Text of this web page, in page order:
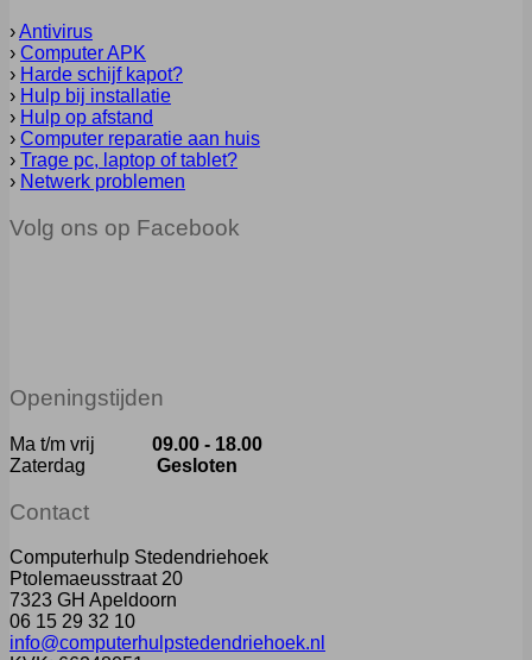
›Antivirus
› Computer APK
› Harde schijf kapot?
› Hulp bij installatie
› Hulp op afstand
› Computer reparatie aan huis
› Trage pc, laptop of tablet?
› Netwerk problemen
Volg ons op Facebook
Openingstijden
Ma t/m vrij 09.00 - 18.00
Zaterdag Gesloten
Contact
Computerhulp Stedendriehoek
Ptolemaeusstraat 20
7323 GH Apeldoorn
06 15 29 32 10
info@computerhulpstedendriehoek.nl